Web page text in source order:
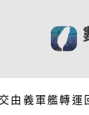
由義軍艦轉